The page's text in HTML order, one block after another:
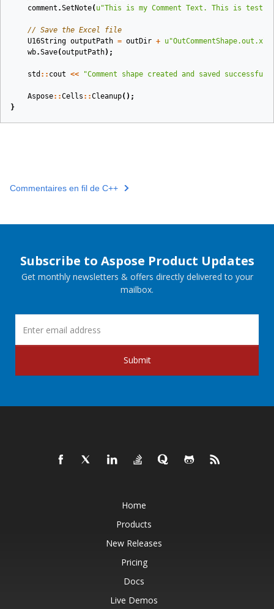
comment .SetNote( u"This is my Comment Text. This is test"
// Save the Excel file
U16String outputPath = outDir + u
wb.Save(outputPath);
std :: cout << "Comment shape created and saved
Aspose::Cells ::Cleanup();
}
Commentaires en fil de C++
Subscribe to Aspose Product Updates
Get monthly newsletters & offers directly delivered to your
mailbox.
Submit
Home
Products
New Releases
Pricing
Docs
Live Demos